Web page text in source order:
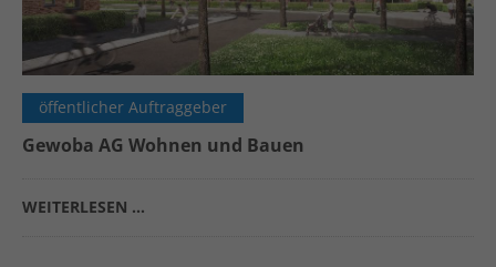
öffentlicher Auftraggeber
Gewoba AG Wohnen und Bauen
WEITERLESEN …